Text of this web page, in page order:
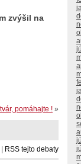
zvýšil na
pomáhajte ! »
| RSS tejto debaty